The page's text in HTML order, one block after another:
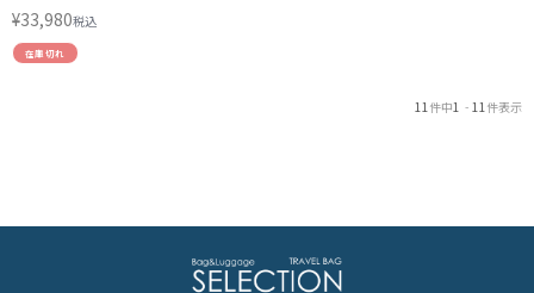
¥33,980税込
在庫切れ
11 件中1 - 11 件表示